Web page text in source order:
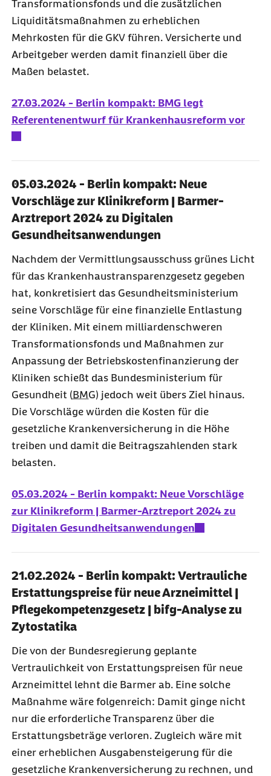
Transformationsfonds und die zusätzlichen
Liquiditätsmaßnahmen zu erheblichen
Mehrkosten für die GKV führen. Versicherte und
Arbeitgeber werden damit finanziell über die
Maßen belastet.
27.03.2024 - Berlin kompakt: BMG legt
Referentenentwurf für Krankenhausreform vor
05.03.2024 - Berlin kompakt: Neue
Vorschläge zur Klinikreform | Barmer-
Arztreport 2024 zu Digitalen
Gesundheitsanwendungen
Nachdem der Vermittlungsausschuss grünes Licht
für das Krankenhaustransparenzgesetz gegeben
hat, konkretisiert das Gesundheitsministerium
seine Vorschläge für eine finanzielle Entlastung
der Kliniken. Mit einem milliardenschweren
Transformationsfonds und Maßnahmen zur
Anpassung der Betriebskostenfinanzierung der
Kliniken schießt das Bundesministerium für
Gesundheit (BMG) jedoch weit übers Ziel hinaus.
Die Vorschläge würden die Kosten für die
gesetzliche Krankenversicherung in die Höhe
treiben und damit die Beitragszahlenden stark
belasten.
05.03.2024 - Berlin kompakt: Neue Vorschläge
zur Klinikreform | Barmer-Arztreport 2024 zu
Digitalen Gesundheitsanwendungen
21.02.2024 - Berlin kompakt: Vertrauliche
Erstattungspreise für neue Arzneimittel |
Pflegekompetenzgesetz | bifg-Analyse zu
Zytostatika
Die von der Bundesregierung geplante
Vertraulichkeit von Erstattungspreisen für neue
Arzneimittel lehnt die Barmer ab. Eine solche
Maßnahme wäre folgenreich: Damit ginge nicht
nur die erforderliche Transparenz über die
Erstattungsbeträge verloren. Zugleich wäre mit
einer erheblichen Ausgabensteigerung für die
gesetzliche Krankenversicherung zu rechnen, und